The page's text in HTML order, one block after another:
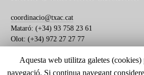
coordinacio@txac.cat
Mataró: (+34) 93 758 23 61
Olot: (+34) 972 27 27 77
Aquesta web utilitza galetes
navegació. Si continua navegant